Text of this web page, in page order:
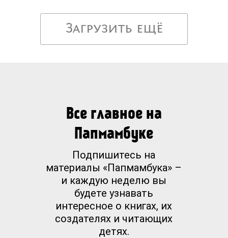
Загрузить ещё
Все главное на
Папмамбуке
Подпишитесь на
материалы «Папмамбука» –
и каждую неделю вы
будете узнавать
интересное о книгах, их
создателях и читающих
детях.